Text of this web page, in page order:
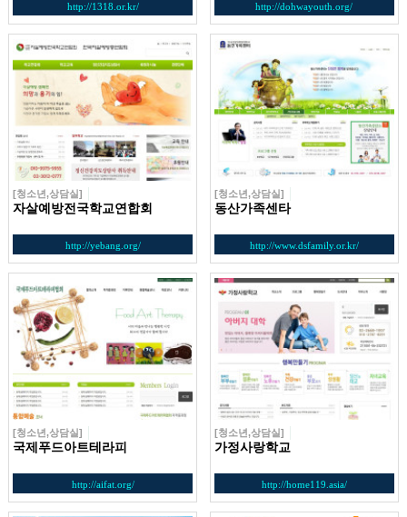
http://1318.or.kr/ http://dohwayouth.org/
[청소년,상담실]
자살예방전국학교연합회
http://yebang.org/
[청소년,상담실]
동산가족센타
http://www.dsfamily.or.kr/
[청소년,상담실]
국제푸드아트테라피
http://aifat.org/
[청소년,상담실]
가정사랑학교
http://home119.asia/